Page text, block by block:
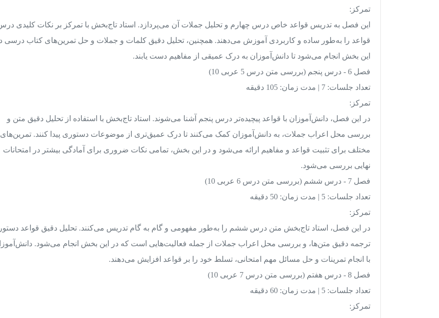
تمرکز:
این فصل به تدریس قواعد خاص درس چهارم و تحلیل جملات آن می‌پردازد. استاد تاج‌بخش با تمرکز بر نکات کلیدی
قواعد را به‌طور ساده و کاربردی آموزش می‌دهند. همچنین، تحلیل دقیق کلمات و جملات و حل تمرین‌های کتاب درسی
این بخش انجام می‌شود تا دانش‌آموزان به درک عمیقی از مفاهیم دست یابند.
فصل 6 - درس پنجم (بررسی متن درس 5 عربی 10)
تعداد جلسات: 7 | مدت زمان: 105 دقیقه
تمرکز:
در این فصل، دانش‌آموزان با قواعد پیچیده‌تر درس پنجم آشنا می‌شوند. استاد تاج‌بخش با استفاده از تحلیل دقیق متن و
بررسی محل اعراب جملات، به دانش‌آموزان کمک می‌کنند تا درک عمیق‌تری از موضوعات دستوری پیدا کنند. تمرین‌های
مختلف برای تثبیت قواعد و مفاهیم ارائه می‌شود و در این بخش، تمامی نکات ضروری برای آمادگی بیشتر در امتحانات
نهایی بررسی می‌شود.
فصل 7 - درس ششم (بررسی متن درس 6 عربی 10)
تعداد جلسات: 5 | مدت زمان: 50 دقیقه
تمرکز:
در این فصل، استاد تاج‌بخش متن درس ششم را به‌طور مفهومی و گام به گام تدریس می‌کنند. تحلیل دقیق قواعد
ترجمه دقیق متن‌ها، و بررسی محل اعراب جملات از جمله فعالیت‌هایی است که در این بخش انجام می‌شود.
با انجام تمرینات و حل مسائل مهم امتحانی، تسلط خود را بر قواعد افزایش می‌دهند.
فصل 8 - درس هفتم (بررسی متن درس 7 عربی 10)
تعداد جلسات: 5 | مدت زمان: 60 دقیقه
تمرکز: